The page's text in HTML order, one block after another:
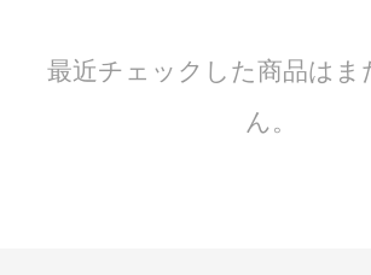
最近チェックした商品はま
ん。